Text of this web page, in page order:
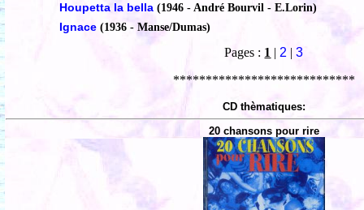
Houpetta la bella (1946 - André Bourvil - E.Lorin)
Ignace (1936 - Manse/Dumas)
Pages : 1 | 2 |3
****************************
CD thèmatiques:
20 chansons pour rire